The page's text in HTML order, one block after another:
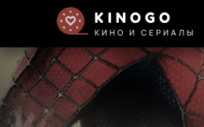
KINOGO
КИНО И СЕРИАЛЫ